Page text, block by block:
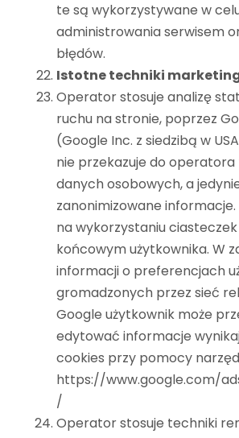
te są wykorzystywane w
administrowania serwisem
błędów.
Istotne techniki
Operator stosuje analizę
ruchu na stronie, poprzez
(Google Inc. z siedzibą w
nie przekazuje do operatora
danych osobowych, a
zanonimizowane informacje.
na wykorzystaniu
końcowym użytkownika. W
informacji o preferencjach
gromadzonych przez sieć
Google użytkownik może
edytować informacje
cookies przy pomocy
https://www.google.com/
/
Operator stosuje techniki